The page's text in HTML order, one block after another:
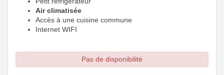
Air climatisée
Accès à une cuisine commune
Internet WIFI
Pas de disponibilité